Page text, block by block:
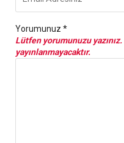
Yorumunuz *
Lütfen yorumunuzu yazınız.
yayınlanmayacaktır.